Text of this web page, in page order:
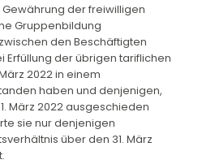
der freiwilligen
Gruppenbildung
den Beschäftigten
der übrigen tariflichen
2022 in einem
haben und denjenigen,
März 2022 ausgeschieden
sie nur denjenigen
über den 31. März